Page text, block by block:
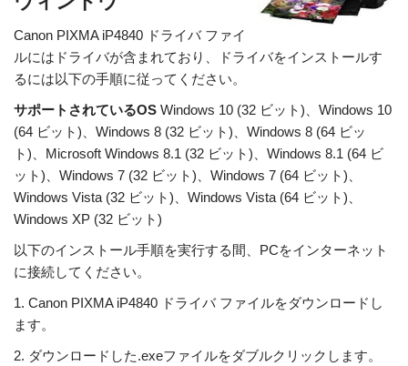
Canon PIXMA iP4840 ドライバ ファイ
ルにはドライバが含まれており、ドライバをインストールす
るには以下の手順に従ってください。
サポートされているOS Windows 10 (32 ビット)、Windows 10
(64 ビット)、Windows 8 (32 ビット)、Windows 8 (64 ビッ
ト)、Microsoft Windows 8.1 (32 ビット)、Windows 8.1 (64 ビ
ット)、Windows 7 (32 ビット)、Windows 7 (64 ビット)、
Windows Vista (32 ビット)、Windows Vista (64 ビット)、
Windows XP (32 ビット)
以下のインストール手順を実行する間、PCをインターネット
に接続してください。
1. Canon PIXMA iP4840 ドライバ ファイルをダウンロードし
ます。
2. ダウンロードした.exeファイルをダブルクリックします。